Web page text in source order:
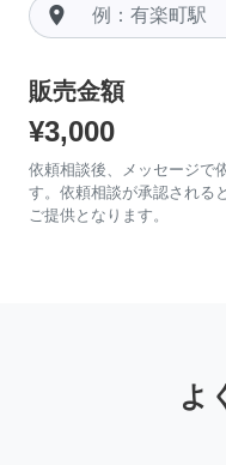
room
販売金額
¥3,000
依頼相談後、メッセージで
す。依頼相談が承認される
ご提供となります。
よ